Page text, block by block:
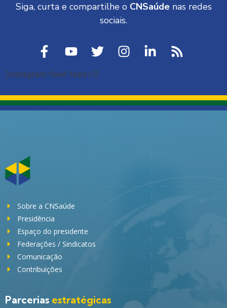
Siga, curta e compartilhe o CNSaúdenas redes
sociais.
[instagram-feed feed=1]
Sobre a CNSaúde
Presidência
Espaço do presidente
Federações / Sindicatos
Comunicação
Contribuições
Parcerias estratégicas